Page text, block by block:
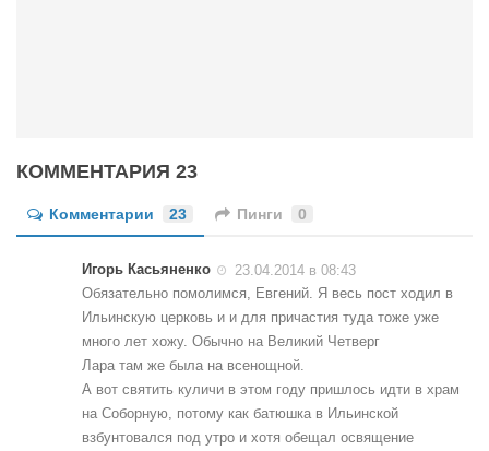
Конкурс «Колибри — детям!» 2014
Конкурс «Колибри» 2013
Интервью
Афиша Киев
Афиша Сумы
КОММЕНТАРИЯ 23
Комментарии 23 Пинги 0
Игорь Касьяненко
23.04.2014 в 08:43
Обязательно помолимся, Евгений. Я весь пост ходил в
Ильинскую церковь и и для причастия туда тоже уже
много лет хожу. Обычно на Великий Четверг
Лара там же была на всенощной.
А вот святить куличи в этом году пришлось идти в храм
на Соборную, потому как батюшка в Ильинской
взбунтовался под утро и хотя обещал освящение